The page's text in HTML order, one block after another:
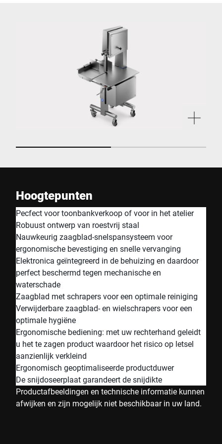
Hoogtepunten
Pecfect voor toonbankverkoop of voor in het atelier
Robuust ontwerp van roestvrij staal
Nauwkeurig zaagblad-snelspansysteem voor
ergonomische bevestiging en snelle vervanging
Elektronica geïntegreerd in de behuizing en daardoor
perfect beschermd tegen mechanische en
waterschade
Zaagblad met schrapers voor een optimale reiniging
Verwijderbare zaagblad- en wielschrapers voor een
optimale hygiëne
Ergonomische bediening: met uw rechterhand geleidt
u het te zagen product waardoor het risico op letsel
aanzienlijk verkleind
Ergonomisch geoptimaliseerde productduwer
De snijdoseerplaat garandeert de snijdikte
Productafbeeldingen en technische informatie kunnen
afwijken en zijn mogelijk niet beschikbaar in uw land.